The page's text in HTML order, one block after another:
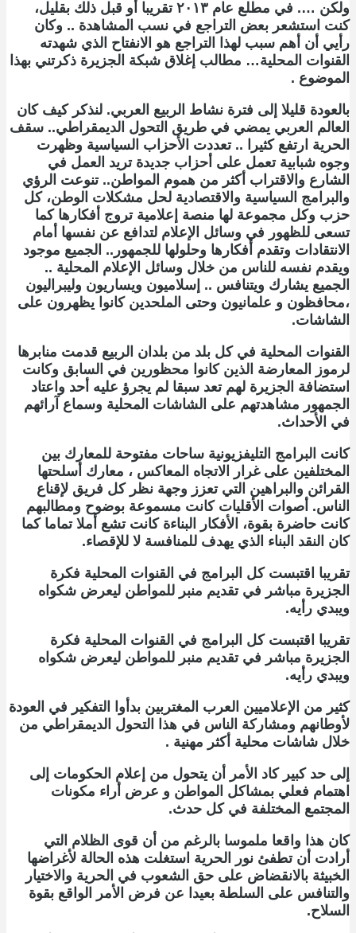
ولكن …. في مطلع عام ٢٠١٣ تقريبا أو قبل ذلك بقليل،
كنت استشعر بعض التراجع في نسب المشاهدة .. وكان
رأيي أن أهم سبب لهذا التراجع هو الانفتاح الذي شهدته
القنوات المحلية… مطالب إغلاق شبكة الجزيرة ذكرتني بهذا
الموضوع .
بالعودة قليلا إلى فترة نشاط الربيع العربي. لنذكر كيف كان
العالم العربي يمضي في طريق التحول الديمقراطي.. سقف
الحرية ارتفع كثيرا .. تعددت الأحزاب السياسية وظهرت
وجوه شبابية تعمل على أحزاب جديدة تريد العمل في
الشارع والاقتراب أكثر من هموم المواطن.. تنوعت الرؤي
والبرامج السياسية والاقتصادية لحل مشكلات الوطن، كل
حزب وكل مجموعة لها منصة إعلامية تروج أفكارها كما
تسعى للظهور في وسائل الإعلام لتدافع عن نفسها أمام
الانتقادات وتقدم أفكارها وحلولها للجمهور.. الجميع موجود
ويقدم نفسه للناس من خلال وسائل الإعلام المحلية ..
الجميع يشارك ويتنافس .. إسلاميون ويساريون وليبراليون
،محافظون و علمانيون وحتى الملحدين كانوا يظهرون على
الشاشات.
القنوات المحلية في كل بلد من بلدان الربيع قدمت منابرها
لرموز المعارضة الذين كانوا محظورين في السابق وكانت
استضافة الجزيرة لهم تعد سبقا لم يجرؤ عليه أحد واعتاد
الجمهور مشاهدتهم على الشاشات المحلية وسماع آرائهم
في الأحداث.
كانت البرامج التليفزيونية ساحات مفتوحة للمعارك بين
المختلفين على غرار الاتجاه المعاكس ، معارك أسلحتها
القرائن والبراهين التي تعزز وجهة نظر كل فريق لإقناع
الناس. أصوات الأقليات كانت مسموعة بوضوح ومطالبهم
كانت حاضرة بقوة، الأفكار البناءة كانت تشع أملا تماما كما
كان النقد البناء الذي يهدف للمنافسة لا للإقصاء.
تقريبا اقتبست كل البرامج في القنوات المحلية فكرة
الجزيرة مباشر في تقديم منبر للمواطن ليعرض شكواه
ويبدي رأيه.
تقريبا اقتبست كل البرامج في القنوات المحلية فكرة
الجزيرة مباشر في تقديم منبر للمواطن ليعرض شكواه
ويبدي رأيه.
كثير من الإعلاميين العرب المغتربين بدأوا التفكير في العودة
لأوطانهم ومشاركة الناس في هذا التحول الديمقراطي من
خلال شاشات محلية أكثر مهنية .
إلى حد كبير كاد الأمر أن يتحول من إعلام الحكومات إلى
اهتمام فعلي بمشاكل المواطن و عرض أراء مكونات
المجتمع المختلفة في كل حدث.
كان هذا واقعا ملموسا بالرغم من أن قوى الظلام التي
أرادت أن تطفئ نور الحرية استغلت هذه الحالة لأغراضها
الخبيثة بالانقضاض على حق الشعوب في الحرية والاختيار
والتنافس على السلطة بعيدا عن فرض الأمر الواقع بقوة
السلاح.